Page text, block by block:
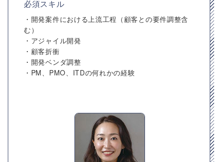
必須スキル
・開発案件における上流工程（顧客との要件調整含
む）
・アジャイル開発
・顧客折衝
・開発ベンダ調整
・PM、PMO、ITDの何れかの経験